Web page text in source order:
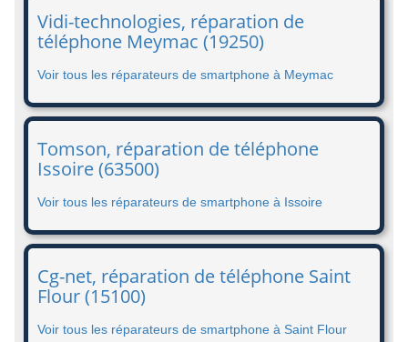
Vidi-technologies, réparation de
téléphone Meymac (19250)
Voir tous les réparateurs de smartphone à Meymac
Tomson, réparation de téléphone
Issoire (63500)
Voir tous les réparateurs de smartphone à Issoire
Cg-net, réparation de téléphone Saint
Flour (15100)
Voir tous les réparateurs de smartphone à Saint Flour